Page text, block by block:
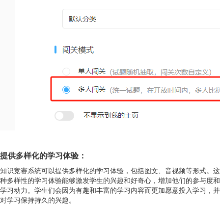
提供多样化的学习体验：
知识竞赛系统可以提供多样化的学习体验，包括图文、音视频等形式。这
种多样性的学习体验能够激发学生的兴趣和好奇心，增加他们的参与度和
学习动力。学生们会因为有趣和丰富的学习内容而更加愿意投入学习，并
对学习保持持久的兴趣。